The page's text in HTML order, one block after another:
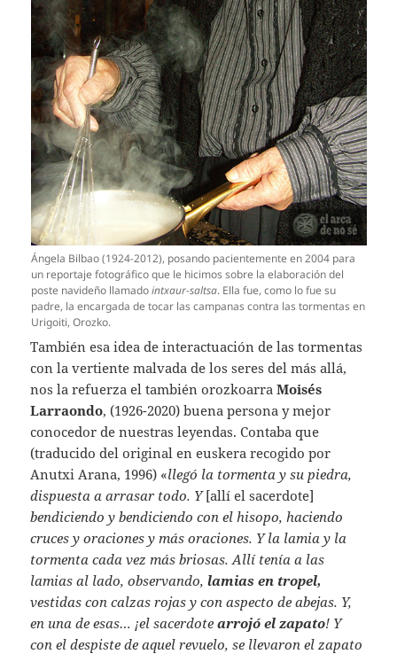
Ángela Bilbao (1924-2012), posando pacientemente en 2004 para
un reportaje fotográfico que le hicimos sobre la elaboración del
poste navideño llamadointxaur-saltsa. Ella fue, como lo fue su
padre, la encargada de tocar las campanas contra las tormentas en
Urigoiti, Orozko.
También esa idea de interactuación de las tormentas
con la vertiente malvada de los seres del más allá,
nos la refuerza el también orozkoarraMoisés
Larraondo, (1926-2020) buena persona y mejor
conocedor de nuestras leyendas. Contaba que
(traducido del original en euskera recogido por
Anutxi Arana, 1996) «llegó la tormenta y su piedra,
dispuesta a arrasar todo. Y[allí el sacerdote]
bendiciendo y bendiciendo con el hisopo, haciendo
cruces y oraciones y más oraciones. Y la lamia y la
tormenta cada vez más briosas. Allí tenía a las
lamias al lado, observando,lamias en tropel,
vestidas con calzas rojas y con aspecto de abejas. Y,
en una de esas… ¡el sacerdotearrojó el zapato! Y
con el despiste de aquel revuelo, se llevaron el zapato